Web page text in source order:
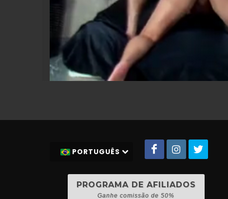
PORTUGUÊS
PROGRAMA DE AFILIADOS
Ganhe comissão de 50%